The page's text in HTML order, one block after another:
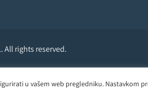
u vašem web pregledniku. Nastavkom
All rights reserved.